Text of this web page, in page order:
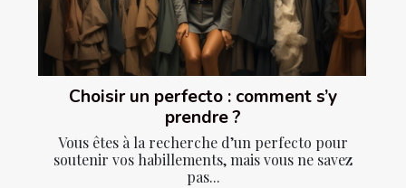
Choisir un perfecto : comment s’y
prendre ?
Vous êtes à la recherche d’un perfecto pour
soutenir vos habillements, mais vous ne savez
pas...